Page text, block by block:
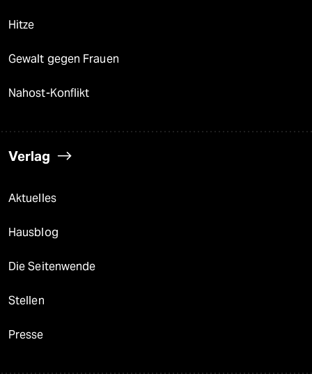
Hitze
Gewalt gegen Frauen
Nahost-Konflikt
Verlag
Aktuelles
Hausblog
Die Seitenwende
Stellen
Presse